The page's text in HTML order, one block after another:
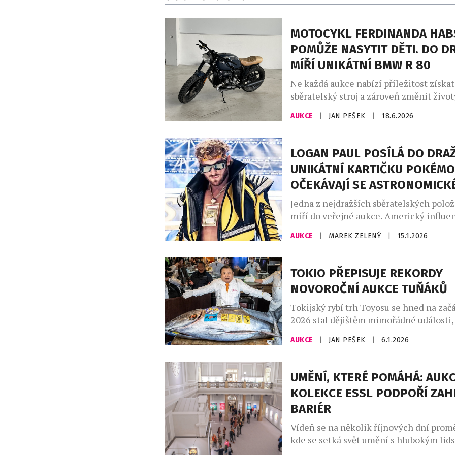
MOTOCYKL FERDINANDA
POMŮŽE NASYTIT DĚTI. DO
MÍŘÍ UNIKÁTNÍ BMW R 80
Ne každá aukce nabízí příležitost získat
sběratelský stroj a zároveň změnit
Právě takový příběh stojí za charitativní
motocyklu rakouského závodníka
hodin Le Mans z roku 2021. Výtěžek z
organizaci Mary’s Meals, která zajišťuje
stravování dětem v nejchudších
Draženým strojem […]
AUKCE JAN PEŠEK 18.6.2026
LOGAN PAUL POSÍLÁ DO
UNIKÁTNÍ KARTIČKU
OČEKÁVAJÍ SE
Jedna z nejdražších sběratelských
míří do veřejné aukce. Americký
podnikatel a profesionální wrestler
aktuálně draží extrémně vzácnou
světa sběratelství. Aukce, která probíhá
platformě Goldin Auctions, přitahuje
investorů, fanoušků popkultury i
celém světě. Když si v roce […]
AUKCE MAREK ZELENÝ 15.1.2026
TOKIO PŘEPISUJE REKORDY
NOVOROČNÍ AUKCE TUŇÁKŮ
Tokijský rybí trh Toyosu se hned na
2026 stal dějištěm mimořádné
přepsala aukční historii. Obří tuňák
hmotnosti 243 kilogramů byl vydražen za
kurzu odpovídá zhruba 67,5 milionům
vůbec nejvyšší cenu, jaká kdy byla za
tuňáka zaplacena. Rekordní rybu […]
AUKCE JAN PEŠEK 6.1.2026
UMĚNÍ, KTERÉ POMÁHÁ:
KOLEKCE ESSL PODPOŘÍ
BARIÉR
Vídeň se na několik říjnových dní
kde se setká svět umění s hlubokým
posláním. Manželé Karlheinz a Agnes